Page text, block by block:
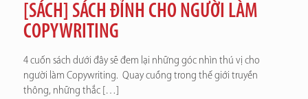
[SÁCH] SÁCH ĐỈNH CHO NGƯỜI LÀM
COPYWRITING
4 cuốn sách dưới đây sẽ đem lại những góc nhìn thú vị cho
người làm Copywriting. Quay cuồng trong thế giới truyền
thông, những thắc[…]